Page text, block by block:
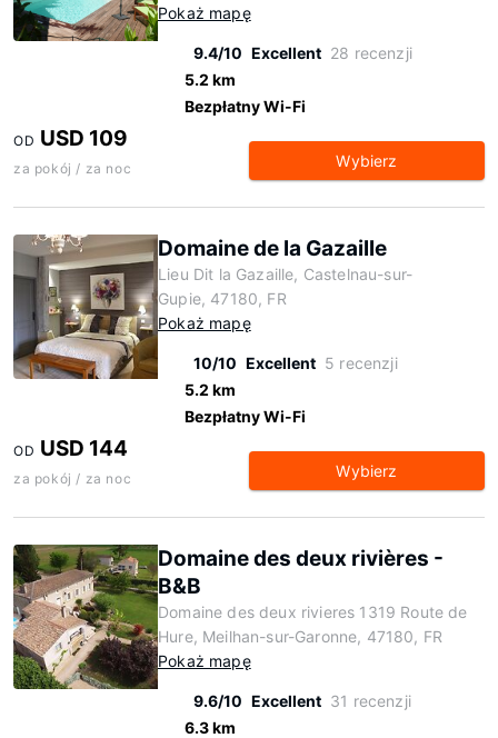
Pokaż mapę
9.4/10 Excellent 28 recenzji
5.2 km
Bezpłatny Wi-Fi
OD USD 109
za pokój / za noc Wybierz
Domaine de la Gazaille
Lieu Dit la Gazaille, Castelnau-sur-
Gupie, 47180, FR
Pokaż mapę
10/10 Excellent 5 recenzji
5.2 km
Bezpłatny Wi-Fi
OD USD 144
za pokój / za noc Wybierz
Domaine des deux rivières -
B&B
Domaine des deux rivieres 1319 Route de
Hure, Meilhan-sur-Garonne, 47180, FR
Pokaż mapę
9.6/10 Excellent 31 recenzji
6.3 km